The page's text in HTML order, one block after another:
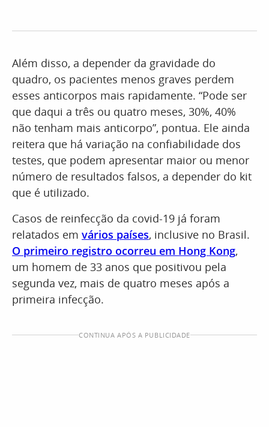
Além disso, a depender da gravidade do
quadro, os pacientes menos graves perdem
esses anticorpos mais rapidamente. “Pode ser
que daqui a três ou quatro meses, 30%, 40%
não tenham mais anticorpo”, pontua. Ele ainda
reitera que há variação na confiabilidade dos
testes, que podem apresentar maior ou menor
número de resultados falsos, a depender do kit
que é utilizado.
Casos de reinfecção da covid-19 já foram
relatados em vários países, inclusive no Brasil.
O primeiro registro ocorreu em Hong Kong,
um homem de 33 anos que positivou pela
segunda vez, mais de quatro meses após a
primeira infecção.
CONTINUA APÓS A PUBLICIDADE